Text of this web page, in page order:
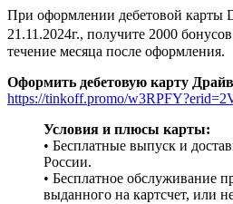
При оформлении дебетовой карты
21.11.2024г., получите 2000
течение месяца после оформления.
Оформить дебетовую карту
https://tinkoff.promo/
Условия и плюсы карты:
• Бесплатные выпуск и
России.
• Бесплатное обслуживание
выданного на картсчет, или